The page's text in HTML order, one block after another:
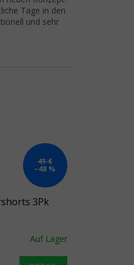
Tage in den
und sehr
41 €
–48 %
3Pk
Auf Lager